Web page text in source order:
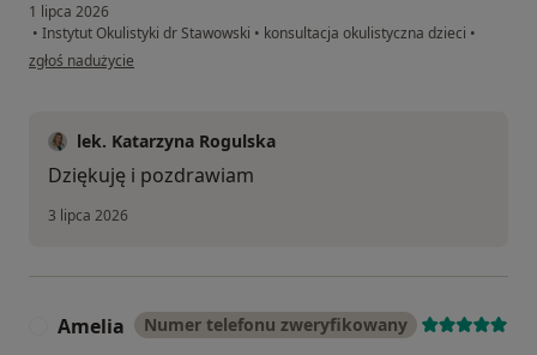
1 lipca 2026
• Instytut Okulistyki dr Stawowski • konsultacja okulistyczna dzieci •
w opinii użytkownika J.J
zgłoś nadużycie
lek. Katarzyna Rogulska
Dziękuję i pozdrawiam
3 lipca 2026
Amelia Numer telefonu zweryfikowany